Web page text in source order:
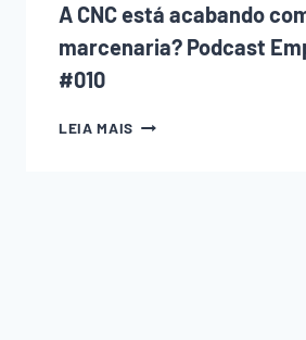
A CNC está acabando
marcenaria? Podcast
#010
LEIA MAIS A